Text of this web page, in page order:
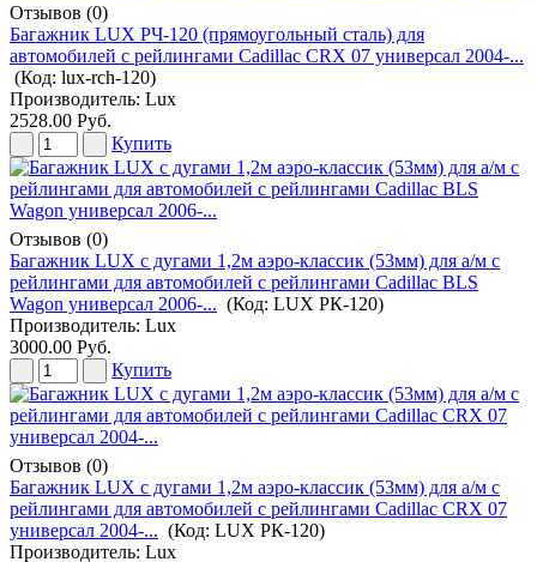
Отзывов (0)
Багажник LUX РЧ-120 (прямоугольный сталь) для
автомобилей с рейлингами Cadillac CRX 07 универсал 2004-...
(Код: lux-rch-120)
Производитель: Lux
2528.00 Руб.
Купить
Отзывов (0)
Багажник LUX с дугами 1,2м аэро-классик (53мм) для а/м с
рейлингами для автомобилей с рейлингами Cadillac BLS
Wagon универсал 2006-... (Код: LUX РК-120)
Производитель: Lux
3000.00 Руб.
Купить
Отзывов (0)
Багажник LUX с дугами 1,2м аэро-классик (53мм) для а/м с
рейлингами для автомобилей с рейлингами Cadillac CRX 07
универсал 2004-... (Код: LUX РК-120)
Производитель: Lux